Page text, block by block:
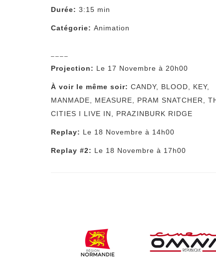
Durée: 3:15 min
Catégorie: Animation
––––
Projection: Le 17 Novembre à 20h00
À voir le même soir: CANDY, BLOOD, KEY,
MANMADE, MEASURE, PRAM SNATCHER,
CITIES I LIVE IN, PRAZINBURK RIDGE
Replay: Le 18 Novembre à 14h00
Replay #2: Le 18 Novembre à 17h00